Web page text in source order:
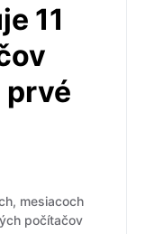
11
prvé
mesiacoch
počítačov